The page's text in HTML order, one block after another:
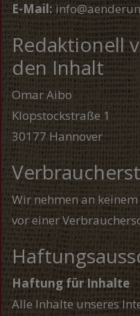
E-Mail:
Redaktionell
den Inhalt
Omar Aibo
Klopstockstraße 1
30177 Hannover
Wir nehmen an
vor einer
Haftung für Inhalte
Alle Inhalte unseres